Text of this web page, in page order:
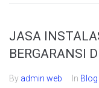
JASA
BERGARANSI
By admin web In Blog